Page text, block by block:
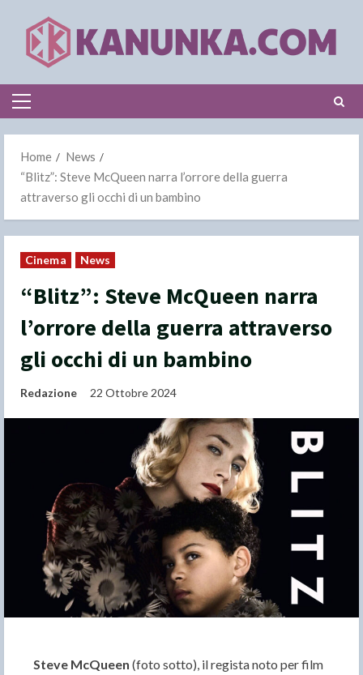
content
Primary
Home
News
“Blitz”: Steve McQueen narra l’orrore della guerra
attraverso gli occhi di un bambino
Cinema News
“Blitz”: Steve McQueen narra
l’orrore della guerra attraverso
gli occhi di un bambino
Redazione 22 Ottobre 2024
Steve McQueen (foto sotto), il regista noto per film